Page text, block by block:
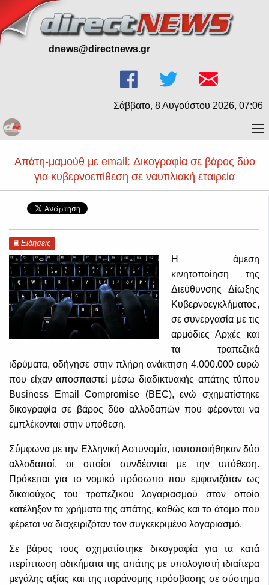
dnews@directnews.gr
Σάββατο, 8 Αυγούστου 2026, 07:07
Απάτη-μαμούθ με email: Δικογραφία σε βάρος δύο
για κυβερνοεπίθεση σε ναυτιλιακή εταιρεία
Ειδήσεις
Η άμεση
κινητοποίηση της
Διεύθυνσης Δίωξης
Κυβερνοεγκλήματος,
σε συνεργασία με τις
αρμόδιες Αρχές και
τα τραπεζικά
ιδρύματα, οδήγησε στην πλήρη ανάκτηση 4.000.000 ευρώ
που είχαν αποσπαστεί μέσω διαδικτυακής απάτης τύπου
Business Email Compromise (BEC), ενώ σχηματίστηκε
δικογραφία σε βάρος δύο αλλοδαπών που φέρονται να
εμπλέκονται στην υπόθεση.
Σύμφωνα με την Ελληνική Αστυνομία, ταυτοποιήθηκαν δύο
αλλοδαποί, οι οποίοι συνδέονται με την υπόθεση.
Πρόκειται για το νομικό πρόσωπο που εμφανιζόταν ως
δικαιούχος του τραπεζικού λογαριασμού στον οποίο
κατέληξαν τα χρήματα της απάτης, καθώς και το άτομο που
φέρεται να διαχειριζόταν τον συγκεκριμένο λογαριασμό.
Σε βάρος τους σχηματίστηκε δικογραφία για τα κατά
περίπτωση αδικήματα της απάτης με υπολογιστή ιδιαίτερα
μεγάλης αξίας και της παράνομης πρόσβασης σε σύστημα